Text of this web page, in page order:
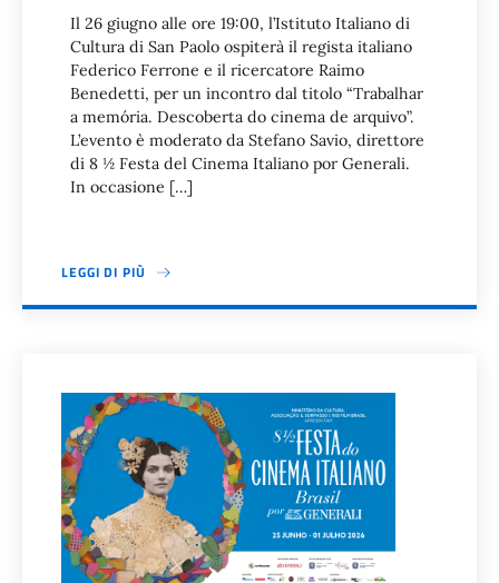
Il 26 giugno alle ore 19:00, l’Istituto Italiano di
Cultura di San Paolo ospiterà il regista italiano
Federico Ferrone e il ricercatore Raimo
Benedetti, per un incontro dal titolo “Trabalhar
a memória. Descoberta do cinema de arquivo”.
L’evento è moderato da Stefano Savio, direttore
di 8 ½ Festa del Cinema Italiano por Generali.
In occasione […]
LEGGI DI PIÙ